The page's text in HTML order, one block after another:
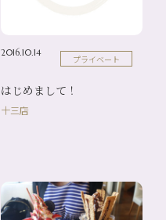
2016.10.14
プライベート
はじめまして！
十三店